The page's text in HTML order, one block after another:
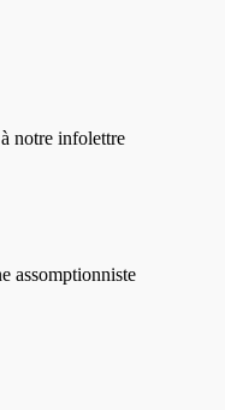
notre infolettre
assomptionniste